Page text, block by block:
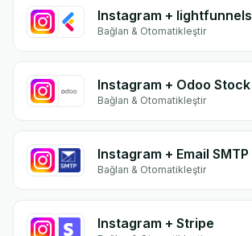
Instagram + lightfunnels
Bağlan & Otomatikleştir
Instagram + Odoo Stock
Bağlan & Otomatikleştir
Instagram + Email SMTP
Bağlan & Otomatikleştir
Instagram + Stripe